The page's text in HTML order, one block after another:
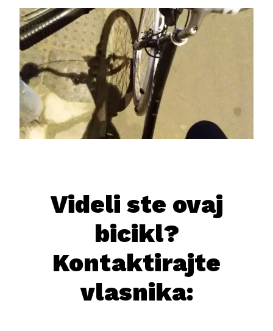
Videli ste ovaj
bicikl?
Kontaktirajte
vlasnika: